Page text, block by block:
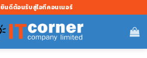
ยินดีต้อนรับสู่ไอทีคอนเนอร์